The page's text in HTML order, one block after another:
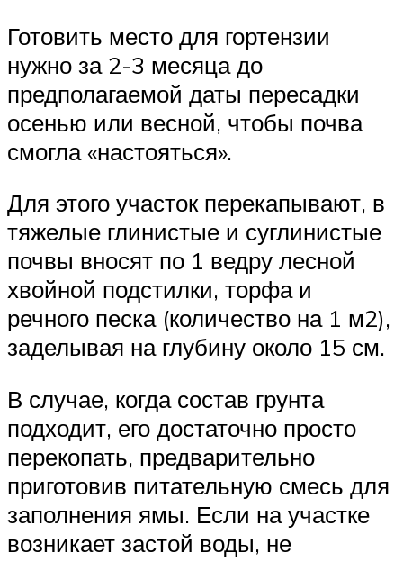
Готовить место для гортензии
нужно за 2-3 месяца до
предполагаемой даты пересадки
осенью или весной, чтобы почва
смогла «настояться».
Для этого участок перекапывают, в
тяжелые глинистые и суглинистые
почвы вносят по 1 ведру лесной
хвойной подстилки, торфа и
речного песка (количество на 1 м2),
заделывая на глубину около 15 см.
В случае, когда состав грунта
подходит, его достаточно просто
перекопать, предварительно
приготовив питательную смесь для
заполнения ямы. Если на участке
возникает застой воды, не